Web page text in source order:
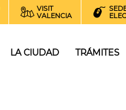
VISIT
VALENCIA
LA CIUDAD TRÁMITES